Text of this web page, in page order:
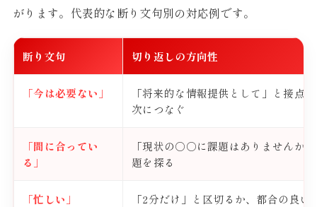
がります。代表的な断り文句別の対応例です。
断り文句 切り返しの方向性
「今は必要ない」
「将来的な情報提供として」と接点
次につなぐ
「間に合ってい
る」
「現状の○○に課題はありませんか
題を探る
「忙しい」
「2分だけ」と区切るか、都合の良